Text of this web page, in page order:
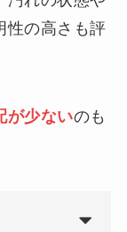
性の高さも評
が少ないのも